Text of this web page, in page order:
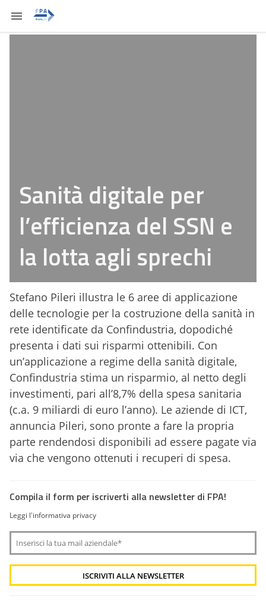
Sanità digitale per
l’efficienza del SSN e
la lotta agli sprechi
Stefano Pileri illustra le 6 aree di applicazione
delle tecnologie per la costruzione della sanità in
rete identificate da Confindustria, dopodiché
presenta i dati sui risparmi ottenibili. Con
un’applicazione a regime della sanità digitale,
Confindustria stima un risparmio, al netto degli
investimenti, pari all’8,7% della spesa sanitaria
(c.a. 9 miliardi di euro l’anno). Le aziende di ICT,
annuncia Pileri, sono pronte a fare la propria
parte rendendosi disponibili ad essere pagate via
via che vengono ottenuti i recuperi di spesa.
Compila il form per iscriverti alla newsletter di FPA!
Leggi l'informativa privacy